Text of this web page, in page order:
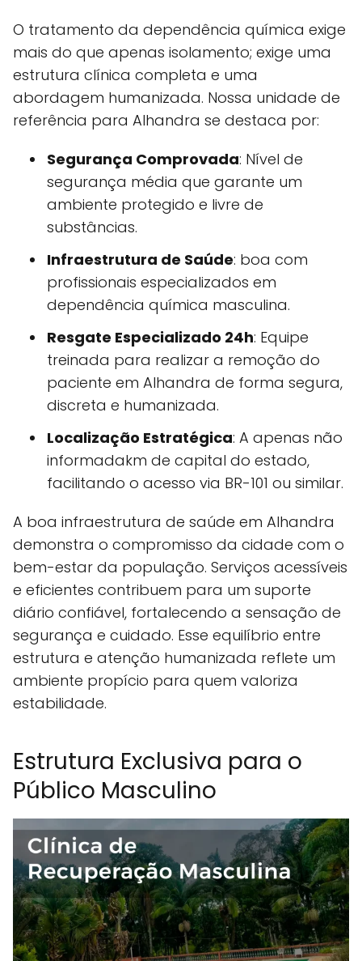
O tratamento da dependência química exige
mais do que apenas isolamento; exige uma
estrutura clínica completa e uma
abordagem humanizada. Nossa unidade de
referência para Alhandra se destaca por:
Segurança Comprovada: Nível de
segurança média que garante um
ambiente protegido e livre de
substâncias.
Infraestrutura de Saúde: boa com
profissionais especializados em
dependência química masculina.
Resgate Especializado 24h: Equipe
treinada para realizar a remoção do
paciente em Alhandra de forma segura,
discreta e humanizada.
Localização Estratégica: A apenas não
informadakm de capital do estado,
facilitando o acesso via BR-101 ou similar.
A boa infraestrutura de saúde em Alhandra
demonstra o compromisso da cidade com o
bem-estar da população. Serviços acessíveis
e eficientes contribuem para um suporte
diário confiável, fortalecendo a sensação de
segurança e cuidado. Esse equilíbrio entre
estrutura e atenção humanizada reflete um
ambiente propício para quem valoriza
estabilidade.
Estrutura Exclusiva para o
Público Masculino